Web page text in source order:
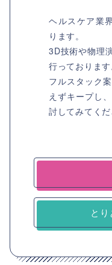
ヘルスケア業
ります。
3D技術や物理
行っております
フルスタック
えずキープし
討してみてくだ
と